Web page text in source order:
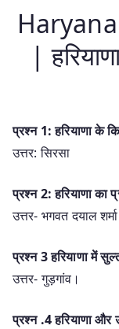
|
प्रश्न 1: हरियाणा के
उत्तर: सिरसा
प्रश्न 2: हरियाणा का
उत्तर- भगवत दयाल शर्मा
प्रश्न 3 हरियाणा में
उत्तर- गुड़गांव।
प्रश्‍न .4 हरियाणा और